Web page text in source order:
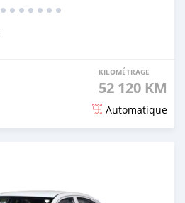
KILOMÉTRAGE
52 120 KM
Automatique